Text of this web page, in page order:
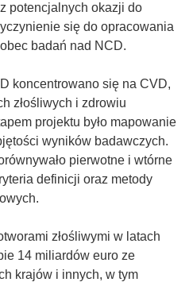
potencjalnych okazji do
się do opracowania
badań nad NCD.
koncentrowano się na CVD,
złośliwych i zdrowiu
projektu było mapowanie
wyników badawczych.
pierwotne i wtórne
definicji oraz metody
złośliwymi w latach
14 miliardów euro ze
krajów i innych, w tym